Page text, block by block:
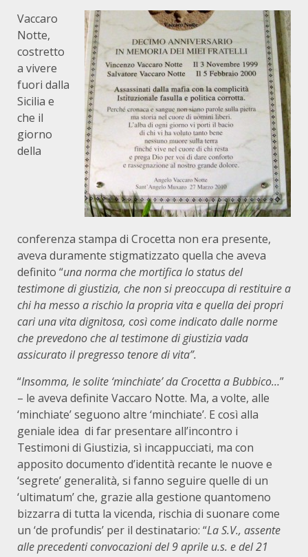
Vaccaro
Notte,
costretto
a vivere
fuori dalla
Sicilia e
che il
giorno
della
conferenza stampa di Crocetta non era presente,
aveva duramente stigmatizzato quella che aveva
definito “una norma che mortifica lo status del
testimone di giustizia, che non si preoccupa di restituire a
chi ha messo a rischio la propria vita e quella dei propri
cari una vita dignitosa, così come indicato dalle norme
che prevedono che al testimone di giustizia vada
assicurato il pregresso tenore di vita”.
“Insomma, le solite ‘minchiate’ da Crocetta a Bubbico…”
– le aveva definite Vaccaro Notte. Ma, a volte, alle
‘minchiate’ seguono altre ‘minchiate’. E così alla
geniale idea di far presentare all’incontro i
Testimoni di Giustizia, sì incappucciati, ma con
apposito documento d’identità recante le nuove e
‘segrete’ generalità, si fanno seguire quelle di un
‘ultimatum’ che, grazie alla gestione quantomeno
bizzarra di tutta la vicenda, rischia di suonare come
un ‘de profundis’ per il destinatario: “La S.V., assente
alle precedenti convocazioni del 9 aprile u.s. e del 21